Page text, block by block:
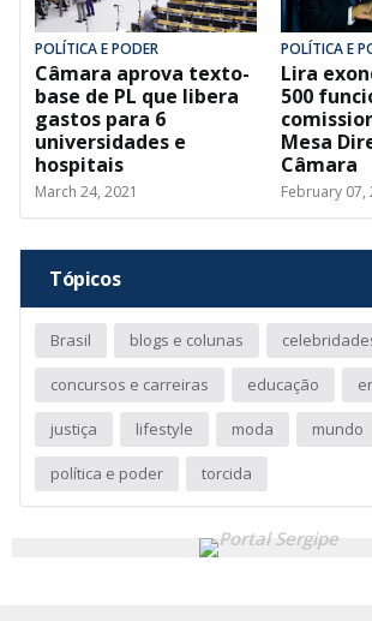
POLÍTICA E PODER
Câmara aprova texto-
base de PL que libera
gastos para 6
universidades e
hospitais
March 24, 2021
POLÍTICA E
Lira
500
Mesa
Câmara
February 07,
Tópicos
Brasil blogs e colunas
concursos e carreiras educação
justiça lifestyle moda mundo
política e poder torcida